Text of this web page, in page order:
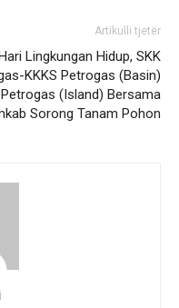
Artikulli tjetër
Lingkungan Hidup, SKK
KKKS Petrogas (Basin)
(Island) Bersama
Sorong Tanam Pohon